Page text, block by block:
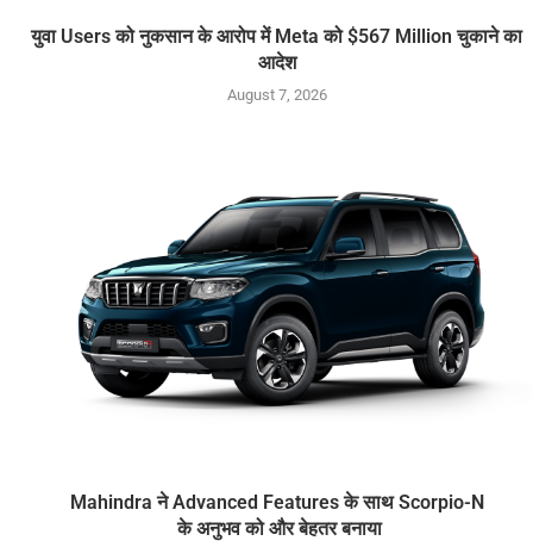
युवा Users को नुकसान के आरोप में Meta को $567 Million चुकाने का
आदेश
August 7, 2026
Mahindra ने Advanced Features के साथ Scorpio-N
के अनुभव को और बेहतर बनाया